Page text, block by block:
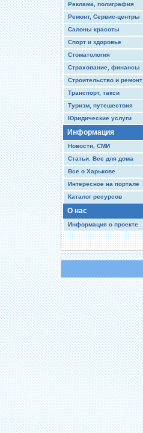
Реклама, полиграфия
Ремонт, Сервис-центры
Салоны красоты
Спорт и здоровье
Стоматология
Страхование, финансы
Строительство и ремонт
Транспорт, такси
Туризм, путешествия
Юридические услуги
Информация
Новости, СМИ
Статьи. Все для дома
Все о Харькове
Интересное на портале
Каталог ресурсов
О нас
Информация о проекте